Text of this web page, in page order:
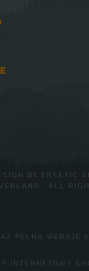
· ALL
BY ERSETIC
PEŁNĄ WERSJĘ
INTERNETOWY